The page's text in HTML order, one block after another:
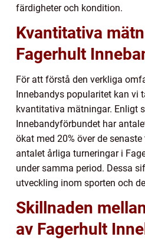
färdigheter och kondition.
Kvantitativa
Fagerhult
För att förstå den verkliga
Innebandys popularitet kan vi
kvantitativa mätningar. Enligt
Innebandyförbundet har
ökat med 20% över de
antalet årliga turneringar i
under samma period. Dessa
utveckling inom sporten och
Skillnaden
av Fagerhult